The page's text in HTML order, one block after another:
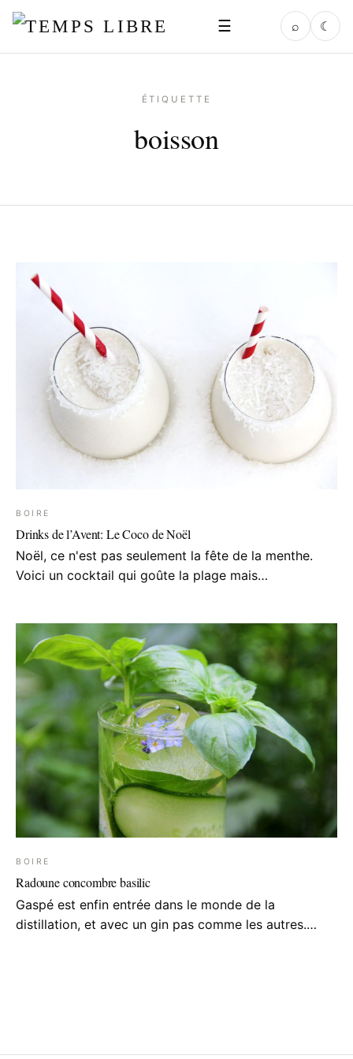
☰ ⌕ ☾
ÉTIQUETTE
boisson
BOIRE
Drinks de l’Avent: Le Coco de Noël
Noël, ce n'est pas seulement la fête de la menthe.
Voici un cocktail qui goûte la plage mais…
BOIRE
Radoune concombre basilic
Gaspé est enfin entrée dans le monde de la
distillation, et avec un gin pas comme les autres.…